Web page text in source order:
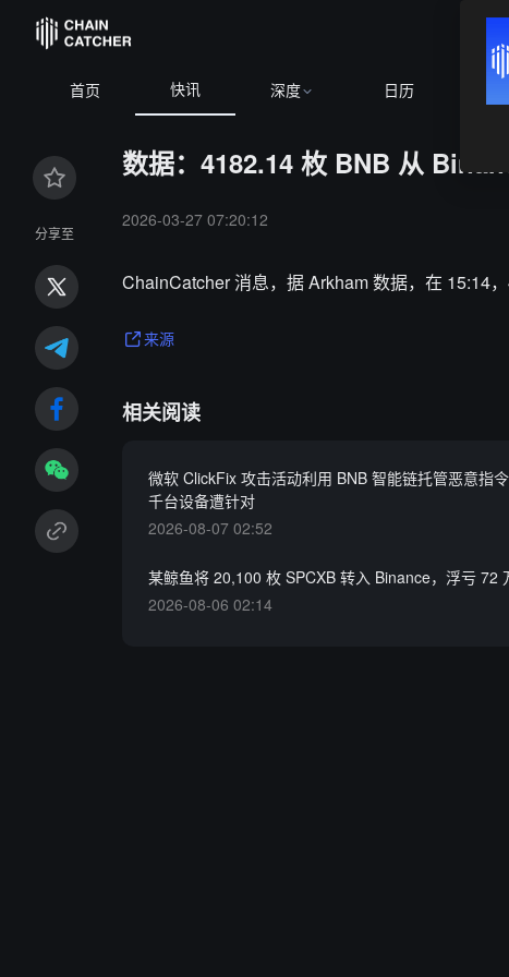
首页 快讯 深度 日历
分享至
数据：4182.14 枚 BNB 从
2026-03-27 07:20:12
ChainCatcher 消息，据 Arkham 数据，在 15:14
来源
相关阅读
微软 ClickFix 攻击活动利用 BNB 智能链托管恶意指
千台设备遭针对
2026-08-07 02:52
某鲸鱼将 20,100 枚 SPCXB 转入 Binance，浮亏 72
2026-08-06 02:14